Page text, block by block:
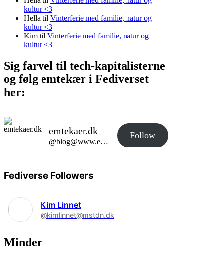
kultur <3
Hella til Vinterferie med familie, natur og
kultur <3
Kim til Vinterferie med familie, natur og
kultur <3
Sig farvel til tech-kapitalisterne
og følg emtekær i Fediverset
her:
emtekaer.dk
@blog@www.emtekaer.dk
Follow
Fediverse Followers
Kim Linnet
@kimlinnet@mstdn.dk
Minder